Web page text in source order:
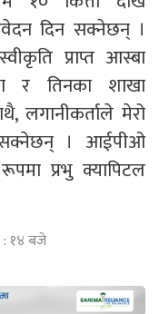
दिन सक्नेछन् ।
प्राप्त आस्बा
र तिनका शाखा
लगानीकर्ताले मेरो
। आईपीओ
प्रभु क्यापिटल
: १४ बजे